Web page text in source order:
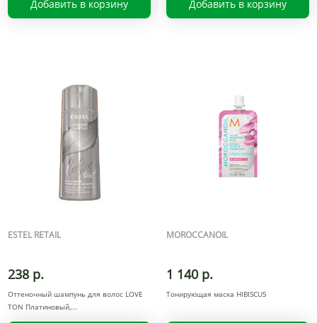
Добавить в корзину Добавить в корзину
ESTEL RETAIL
238 р.
Оттеночный шампунь для волос LOVE
TON Платиновый,
MOROCCANOIL
1 140 р.
Тонирующая маска HIBISCUS